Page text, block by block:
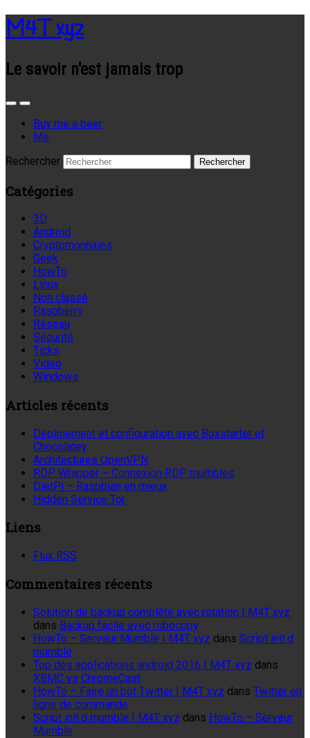
M4T xyz
Le savoir n'est jamais trop
Buy me a beer
Me
Rechercher
Catégories
3D
Android
Cryptomonnaies
Geek
HowTo
Linux
Non classé
Raspberry
Réseau
Sécurité
Ticks
Video
Windows
Articles récents
Déploiement et configuration avec Boxstarter et
Chocolatey
Architectures OpenVPN
RDP Wrapper – Connexion RDP multiples
DietPi – Raspbian en mieux
Hidden Service Tor
Liens
Flux RSS
Commentaires récents
Solution de backup complète avec rotation | M4T xyz
dans Backup facile avec robocopy
HowTo – Serveur Mumble | M4T xyz dans Script init.d
mumble
Top des applications android 2016 | M4T xyz dans
XBMC vs ChromeCast
HowTo – Faire un bot Twitter | M4T xyz dans Twitter en
ligne de commande
Script init.d mumble | M4T xyz dans HowTo – Serveur
Mumble